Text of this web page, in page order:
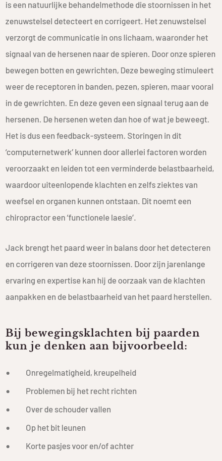
is een natuurlijke behandelmethode die stoornissen in het
zenuwstelsel detecteert en corrigeert. Het zenuwstelsel
verzorgt de communicatie in ons lichaam, waaronder het
signaal van de hersenen naar de spieren. Door onze spieren
bewegen botten en gewrichten, Deze beweging stimuleert
weer de receptoren in banden, pezen, spieren, maar vooral
in de gewrichten. En deze geven een signaal terug aan de
hersenen. De hersenen weten dan hoe of wat je beweegt.
Het is dus een feedback-systeem. Storingen in dit
‘computernetwerk’ kunnen door allerlei factoren worden
veroorzaakt en leiden tot een verminderde belastbaarheid,
waardoor uiteenlopende klachten en zelfs ziektes van
weefsel en organen kunnen ontstaan. Dit noemt een
chiropractor een ‘functionele laesie’.
Jack brengt het paard weer in balans door het detecteren
en corrigeren van deze stoornissen. Door zijn jarenlange
ervaring en expertise kan hij de oorzaak van de klachten
aanpakken en de belastbaarheid van het paard herstellen.
Bij bewegingsklachten bij paarden
kun je denken aan bijvoorbeeld:
Onregelmatigheid, kreupelheid
Problemen bij het recht richten
Over de schouder vallen
Op het bit leunen
Korte pasjes voor en/of achter